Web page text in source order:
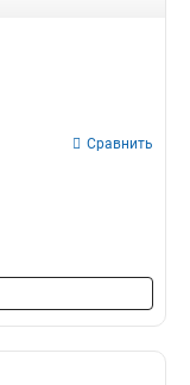
Сравнить